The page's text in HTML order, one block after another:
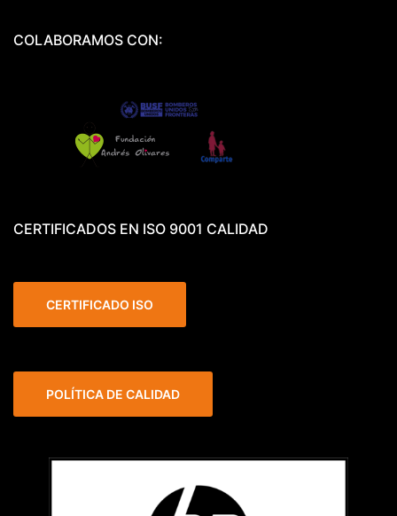
COLABORAMOS CON:
CERTIFICADOS EN ISO 9001 CALIDAD
CERTIFICADO ISO
POLÍTICA DE CALIDAD